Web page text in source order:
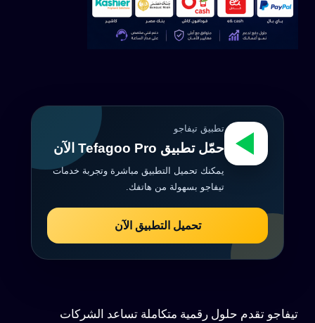
تطبيق تيفاجو
حمّل تطبيق Tefagoo Pro الآن
يمكنك تحميل التطبيق مباشرة وتجربة خدمات
تيفاجو بسهولة من هاتفك.
تحميل التطبيق الآن
تيفاجو تقدم حلول رقمية متكاملة تساعد الشركات